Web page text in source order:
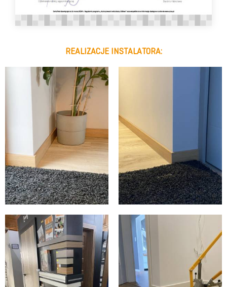
REALIZACJE INSTALATORA: